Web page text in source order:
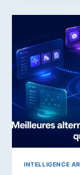
INTELLIGENCE